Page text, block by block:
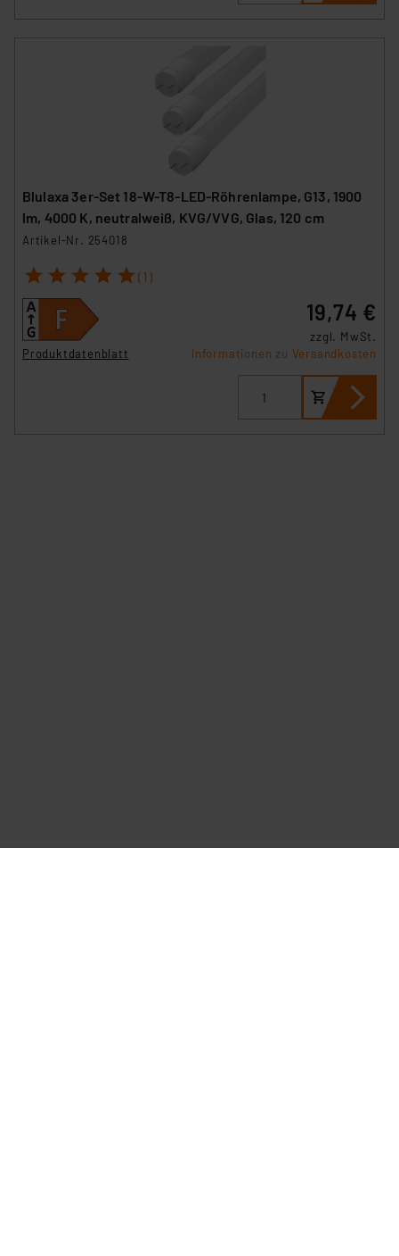
Blulaxa 3er-Set 18-W-T8-LED-Röhrenlampe, G13, 1900
lm, 4000 K, neutralweiß, KVG/VVG, Glas, 120 cm
Artikel-Nr. 254018
1 2 3 4 5 (1)
Produktdatenblatt
19,74 €
zzgl. MwSt.
Informationen zu Versandkosten